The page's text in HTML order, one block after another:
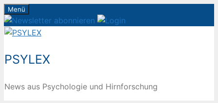
Zum
Inhalt
springen
Menü
PSYLEX
News aus Psychologie und Hirnforschung